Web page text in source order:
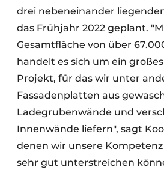
drei nebeneinander
das Frühjahr 2022 geplant.
Gesamtfläche von über
handelt es sich um ein
Projekt, für das wir unter
Fassadenplatten aus
Ladegrubenwände und
Innenwände liefern", sagt
denen wir unsere
sehr gut unterstreichen